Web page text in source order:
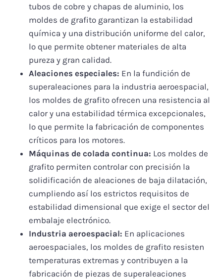
tubos de cobre y chapas de aluminio, los
moldes de grafito garantizan la estabilidad
química y una distribución uniforme del calor,
lo que permite obtener materiales de alta
pureza y gran calidad.
Aleaciones especiales: En la fundición de
superaleaciones para la industria aeroespacial,
los moldes de grafito ofrecen una resistencia al
calor y una estabilidad térmica excepcionales,
lo que permite la fabricación de componentes
críticos para los motores.
Máquinas de colada continua: Los moldes de
grafito permiten controlar con precisión la
solidificación de aleaciones de baja dilatación,
cumpliendo así los estrictos requisitos de
estabilidad dimensional que exige el sector del
embalaje electrónico.
Industria aeroespacial: En aplicaciones
aeroespaciales, los moldes de grafito resisten
temperaturas extremas y contribuyen a la
fabricación de piezas de superaleaciones